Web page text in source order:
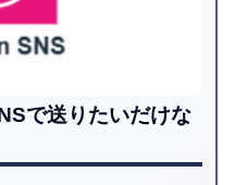
で送りたいだけな